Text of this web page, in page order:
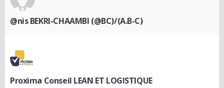
@nis BEKRI-CHAAMBI (@BC)/(A.B-C)
Proxima Conseil LEAN ET LOGISTIQUE